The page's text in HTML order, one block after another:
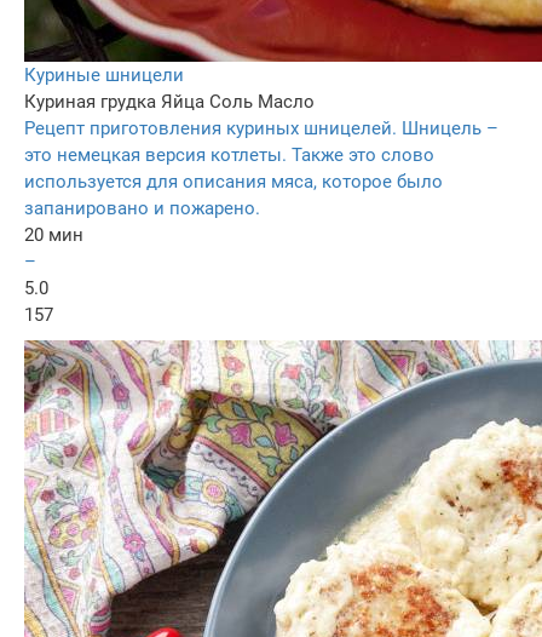
Куриные шницели
Куриная грудка Яйца Соль Масло
Рецепт приготовления куриных шницелей. Шницель –
это немецкая версия котлеты. Также это слово
используется для описания мяса, которое было
запанировано и пожарено.
20 мин
–
5.0
157